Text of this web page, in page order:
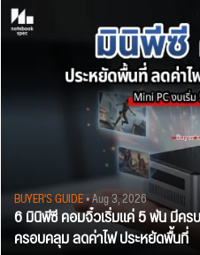
BUYER'S GUIDE• Aug 3, 2026
6 มินิพีซี คอมจิ๋วเริ่มแค่ 5 พัน มีคร
ครอบคลุม ลดค่าไฟ ประหยัดพื้นที่